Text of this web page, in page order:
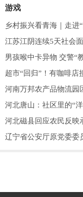
游戏
乡村振兴看青海｜走进
江苏江阴连续5天社会
男孩喉中卡异物 交警“
超市“回归”！有咖啡
河南万邦农产品物流园
河北唐山：社区里的“
河北磁县回应农民反映
辽宁省公安厅原党委委